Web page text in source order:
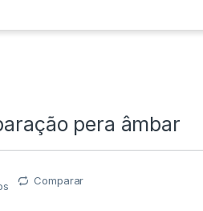
pera âmbar
Comparar